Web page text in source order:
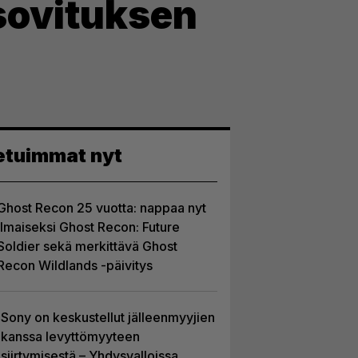
nyt
Recon 25 vuotta: nappaa nyt
Ghost Recon: Future
sekä merkittävä Ghost
Wildlands -päivitys
Sony on keskustellut jälleenmyyjien
kanssa levyttömyyteen